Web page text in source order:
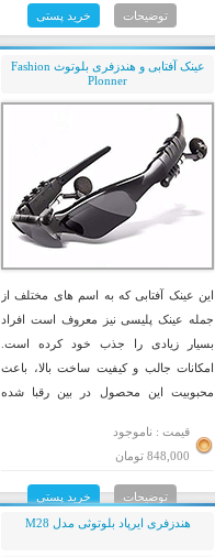
رقم خواهد زد.
توضیحات خرید پستی
عینک آفتابی و هندزفری بلوتوث Fashion
Plonner
این عینک آفتابی که به اسم های مختلف از
جمله عینک پلیسی نیز معروف است افراد
بسیار زیادی را جذب خود کرده است.
امکانات جالب و کیفیت ساخت بالا، باعث
محبوبیت این محصول در بین رقبا شده
قیمت : ناموجود
848,000 تومان
توضیحات
خرید پستی
هندزفری ایرپاد بلوتوثی مدل M28